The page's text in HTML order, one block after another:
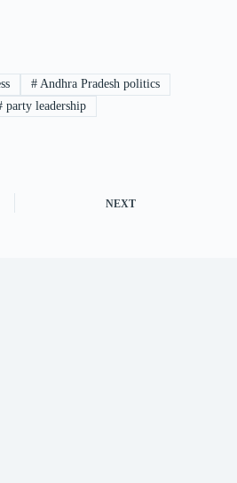
#Andhra Pradesh politics
party leadership
NEXT